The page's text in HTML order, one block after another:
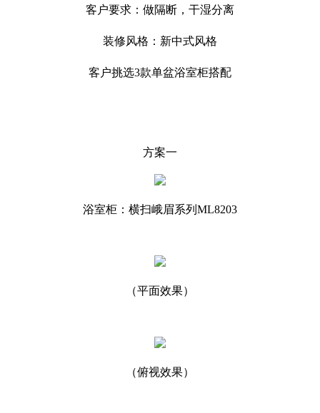
客户要求：做隔断，干湿分离
装修风格：新中式风格
客户挑选3款单盆浴室柜搭配
方案一
浴室柜：横扫峨眉系列ML8203
（平面效果）
（俯视效果）